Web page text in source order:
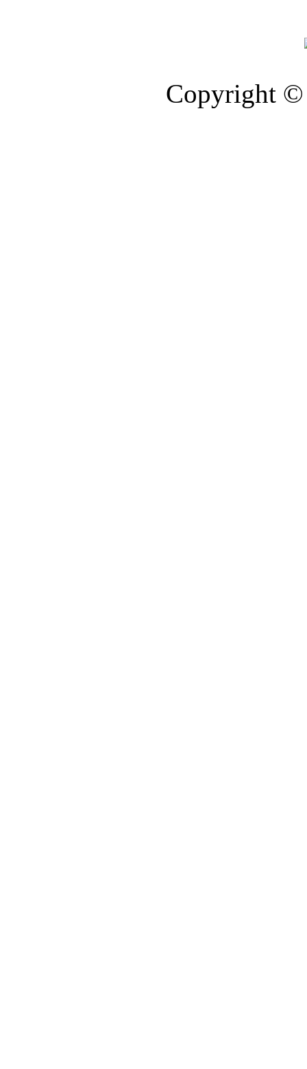
Copyright ©